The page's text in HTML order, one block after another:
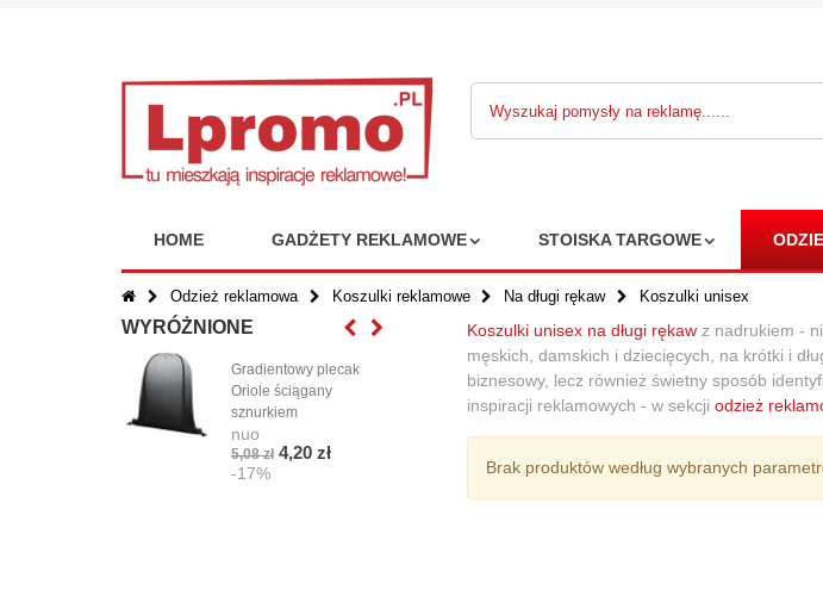
HOME GADŻETY REKLAMOWE STOISKA TARGOWE
Odzież reklamowa Koszulki reklamowe Na długi rękaw Koszulki unisex
Koszulki unisex na długi rękawz nadrukiem -
męskich, damskich i dziecięcych, na krótki i
biznesowy, lecz również świetny sposób
inspiracji reklamowych - w sekcji odzież
Brak produktów według wybranych
WYRÓŻNIONE
Gradientowy plecak
Oriole ściągany
sznurkiem
nuo
5,08 zł 4,20 zł
-17%
torba na zakupy z
bawełny z recyclingu
o gramaturze 210
nuo
14,93 zł 12,33 zł